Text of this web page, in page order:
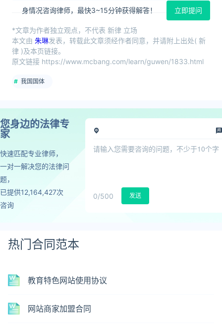
身情况咨询律师，最快3~15分钟获得解答！ 立即提问
*文章为作者独立观点，不代表 新律 立场
本文由 朱琳发表，转载此文章须经作者同意，并请附上出处( 新
律 )及本页链接。
原文链接 https://www.mcbang.com/learn/guwen/1833.html
我国国体
您身边的法律专
家
快速匹配专业律师，
一对一解决您的法律问
题，
已提供12,164,427次
咨询
0/500 发送
热门合同范本
教育特色网站使用协议
网站商家加盟合同